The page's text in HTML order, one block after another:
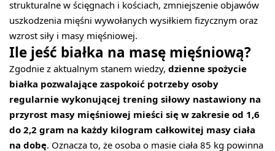
strukturalne w ścięgnach i kościach, zmniejszenie objawów
uszkodzenia mięśni wywołanych wysiłkiem fizycznym oraz
wzrost siły i masy mięśniowej.
Ile jeść białka na masę mięśniową?
Zgodnie z aktualnym stanem wiedzy, dzienne spożycie
białka pozwalające zaspokoić potrzeby osoby
regularnie wykonującej trening siłowy nastawiony na
przyrost masy mięśniowej mieści się w zakresie od 1,6
do 2,2 gram na każdy kilogram całkowitej masy ciała
na dobę. Oznacza to, że osoba o masie ciała 85 kg powinna